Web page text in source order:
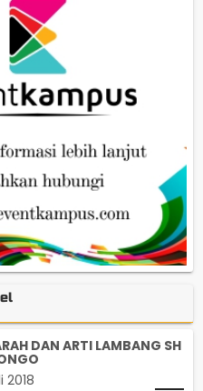
DAN ARTI LAMBANG SH
2018